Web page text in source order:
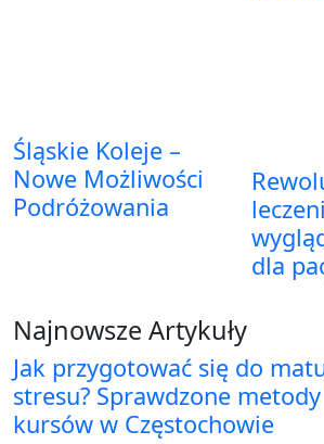
Śląskie Koleje –
Nowe Możliwości
Podróżowania
dla
Najnowsze Artykuły
Jak przygotować się do
stresu? Sprawdzone
kursów w Częstochowie